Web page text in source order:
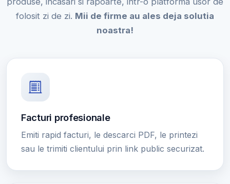
folosit zi de zi. Mii de firme au ales deja solutia
noastra!
Facturi profesionale
Emiti rapid facturi, le descarci PDF, le printezi
sau le trimiti clientului prin link public securizat.